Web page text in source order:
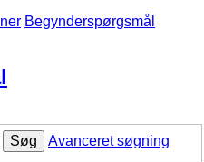
Begynderspørgsmål
Søg
Avanceret søgning